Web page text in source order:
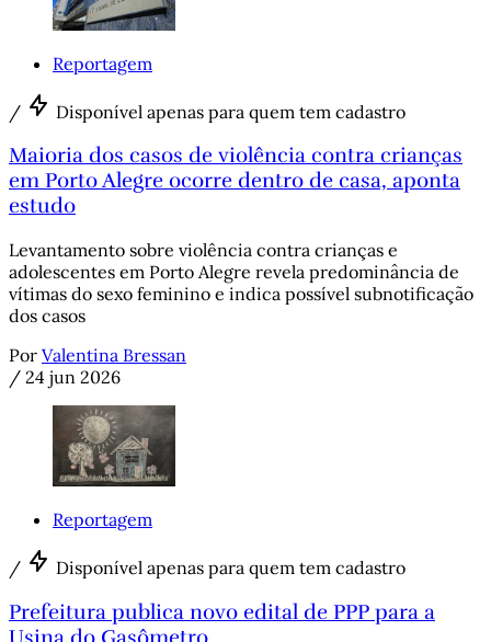
Reportagem
/ Disponível apenas para quem tem cadastro
Maioria dos casos de violência contra crianças
em Porto Alegre ocorre dentro de casa, aponta
estudo
Levantamento sobre violência contra crianças e
adolescentes em Porto Alegre revela predominância de
vítimas do sexo feminino e indica possível subnotificação
dos casos
Por Valentina Bressan
/ 24 jun 2026
Reportagem
/ Disponível apenas para quem tem cadastro
Prefeitura publica novo edital de PPP para a